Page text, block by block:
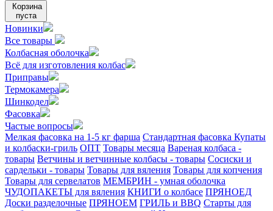
Корзина
пуста
Новинки
Все товары
Колбасная оболочка
Всё для изготовления колбас
Приправы
Термокамера
Шинкодел
Фасовка
Частые вопросы
Мелкая фасовка на 1-5 кг фарша Стандартная фасовка Купаты
и колбаски-гриль ОПТ Товары месяца Вареная колбаса -
товары Ветчины и ветчинные колбасы - товары Сосиски и
сардельки - товары Товары для вяления Товары для копчения
Товары для сервелатов МЕМБРИН - умная оболочка
ЧУДОПАКЕТЫ для вяления КНИГИ о колбасе ПРЯНОЕД
Доски разделочные ПРЯНОЕМ ГРИЛЬ и BBQ Старты для